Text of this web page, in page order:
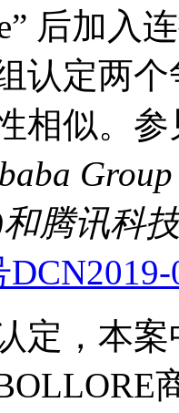
后加入
认定两
相似。参
和腾讯科
定，本